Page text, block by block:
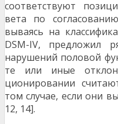
соответствуют
вета по
вываясь на
DSM-IV, предложил
нарушений половой
те или иные
ционировании
том случае, если они
12, 14].